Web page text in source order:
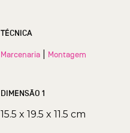
TÉCNICA
Marcenaria Montagem
DIMENSÃO 1
15.5 x 19.5 x 11.5 cm